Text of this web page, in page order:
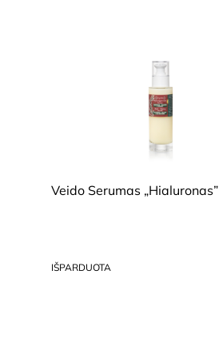
Veido Serumas „Hialuronas”
IŠPARDUOTA